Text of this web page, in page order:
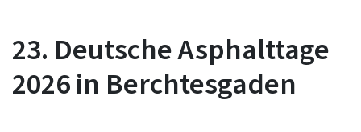
23. Deutsche Asphalttage
2026 in Berchtesgaden